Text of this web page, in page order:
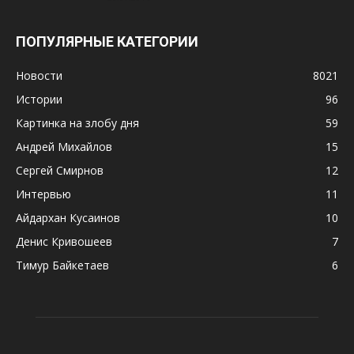
ПОПУЛЯРНЫЕ КАТЕГОРИИ
Новости
8021
Истории
96
Картинка на злобу дня
59
Андрей Михайлов
15
Сергей Смирнов
12
Интервью
11
Айдархан Кусаинов
10
Денис Кривошеев
7
Тимур Байкетаев
6